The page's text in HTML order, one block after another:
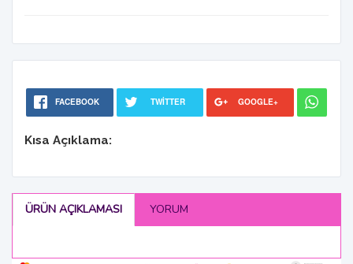
FACEBOOK TWITTER GOOGLE+
Kısa Açıklama:
ÜRÜN AÇIKLAMASI YORUM